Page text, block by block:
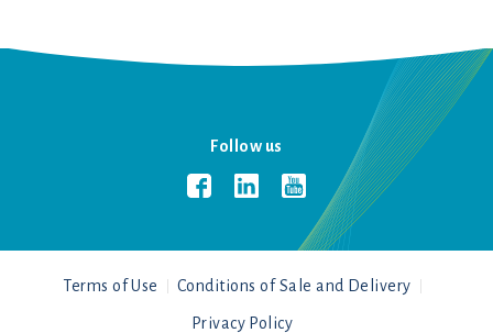
Follow us
Terms of Use Conditions of Sale and Delivery
Privacy Policy